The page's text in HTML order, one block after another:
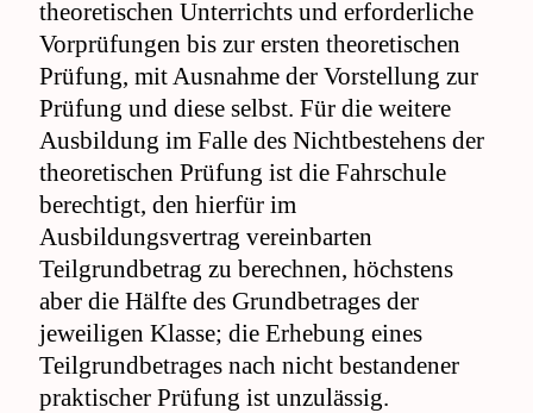
theoretischen Unterrichts und erforderliche
Vorprüfungen bis zur ersten theoretischen
Prüfung, mit Ausnahme der Vorstellung zur
Prüfung und diese selbst. Für die weitere
Ausbildung im Falle des Nichtbestehens der
theoretischen Prüfung ist die Fahrschule
berechtigt, den hierfür im
Ausbildungsvertrag vereinbarten
Teilgrundbetrag zu berechnen, höchstens
aber die Hälfte des Grundbetrages der
jeweiligen Klasse; die Erhebung eines
Teilgrundbetrages nach nicht bestandener
praktischer Prüfung ist unzulässig.